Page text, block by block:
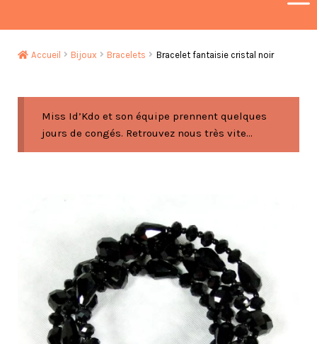
Accueil Bijoux Bracelets Bracelet fantaisie cristal noir
Miss Id’Kdo et son équipe prennent quelques
jours de congés. Retrouvez nous très vite...